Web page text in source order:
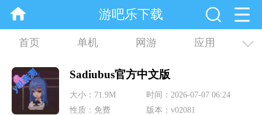
游吧乐下载
首页 单机 网游 应用
资讯 合集
Sadiubus官方中文版
大小：71.9M
时间：2026-07-07 06:24
性质：免费
版本：v02081